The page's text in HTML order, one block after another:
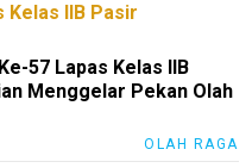
Kelas IIB Pasir
57 Lapas Kelas IIB
Menggelar Pekan Olah
OLAH RAGA